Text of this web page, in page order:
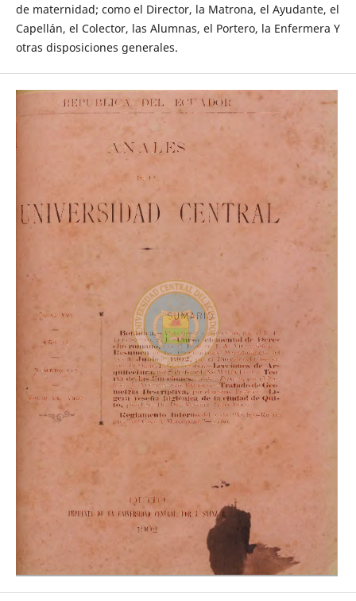
de maternidad; como el Director, la Matrona, el Ayudante, el
Capellán, el Colector, las Alumnas, el Portero, la Enfermera Y
otras disposiciones generales.